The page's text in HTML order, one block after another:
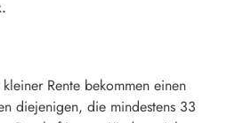
Rente bekommen einen
diejenigen, die mindestens 33